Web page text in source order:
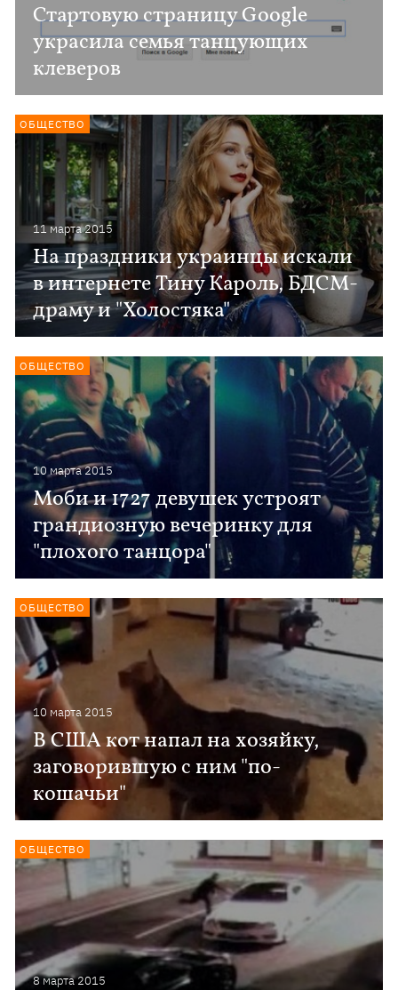
Стартовую страницу Google
украсила семья танцующих
клеверов
11 марта 2015
На праздники украинцы искали
в интернете Тину Кароль, БДСМ-
драму и "Холостяка"
ОБЩЕСТВО
10 марта 2015
Моби и 1727 девушек устроят
грандиозную вечеринку для
"плохого танцора"
ОБЩЕСТВО
10 марта 2015
В США кот напал на хозяйку,
заговорившую с ним "по-
кошачьи"
ОБЩЕСТВО
8 марта 2015
ОБЩЕСТВО